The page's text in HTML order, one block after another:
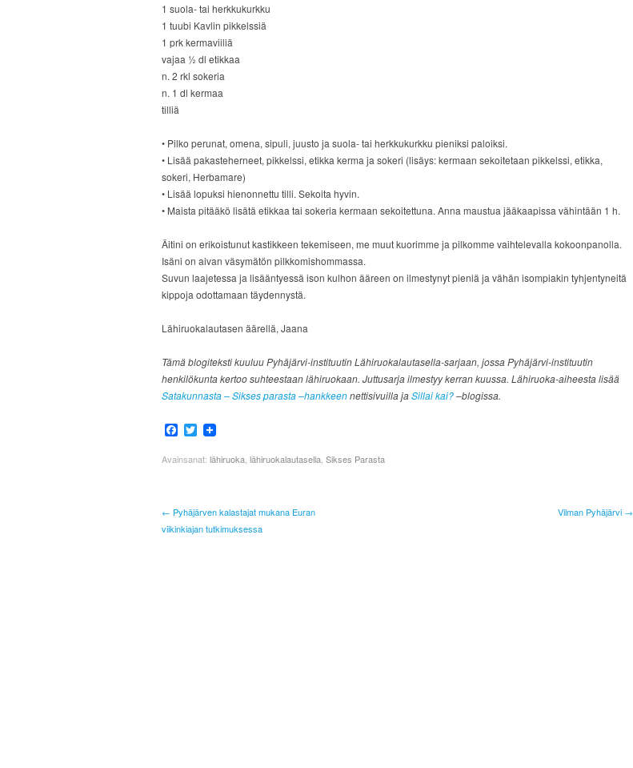
1 suola- tai herkkukurkku
1 tuubi Kavlin pikkelssiä
1 prk kermaviiliä
vajaa ½ dl etikkaa
n. 2 rkl sokeria
n. 1 dl kermaa
tilliä
• Pilko perunat, omena, sipuli, juusto ja suola- tai herkkukurkku pieniksi paloiksi.
• Lisää pakasteherneet, pikkelssi, etikka kerma ja sokeri (lisäys: kermaan sekoitetaan pikkelssi, etikka,
sokeri, Herbamare)
• Lisää lopuksi hienonnettu tilli. Sekoita hyvin.
• Maista pitääkö lisätä etikkaa tai sokeria kermaan sekoitettuna. Anna maustua jääkaapissa vähintään 1 h.
Äitini on erikoistunut kastikkeen tekemiseen, me muut kuorimme ja pilkomme vaihtelevalla kokoonpanolla.
Isäni on aivan väsymätön pilkkomishommassa.
Suvun laajetessa ja lisääntyessä ison kulhon ääreen on ilmestynyt pieniä ja vähän isompiakin tyhjentyneitä
kippoja odottamaan täydennystä.
Lähiruokalautasen äärellä, Jaana
Tämä blogiteksti kuuluu Pyhäjärvi-instituutin Lähiruokalautasella-sarjaan, jossa Pyhäjärvi-instituutin
henkilökunta kertoo suhteestaan lähiruokaan. Juttusarja ilmestyy kerran kuussa. Lähiruoka-aiheesta lisää
Satakunnasta – Sikses parasta –hankkeennettisivuilla jaSillai kai?–blogissa.
Facebook
Twitter
Avainsanat: lähiruoka, lähiruokalautasella, Sikses Parasta
← Pyhäjärven kalastajat mukana Euran
viikinkiajan tutkimuksessa
Vilman Pyhäjärvi →